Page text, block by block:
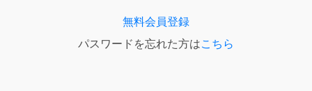
無料会員登録
パスワードを忘れた方はこちら